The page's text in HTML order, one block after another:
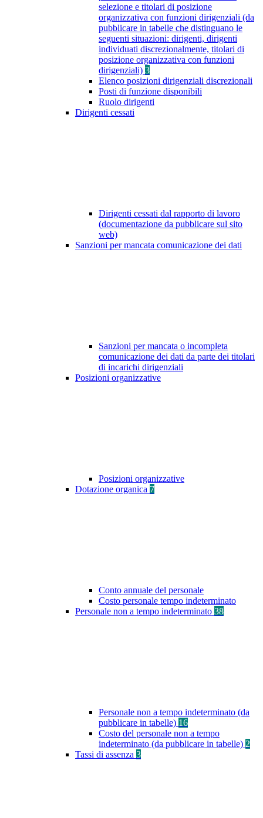
selezione e titolari di posizione
organizzativa con funzioni dirigenziali (da
pubblicare in tabelle che distinguano le
seguenti situazioni: dirigenti, dirigenti
individuati discrezionalmente, titolari di
posizione organizzativa con funzioni
dirigenziali) 3
Elenco posizioni dirigenziali discrezionali
Posti di funzione disponibili
Ruolo dirigenti
Dirigenti cessati
Dirigenti cessati dal rapporto di lavoro
(documentazione da pubblicare sul sito
web)
Sanzioni per mancata comunicazione dei dati
Sanzioni per mancata o incompleta
comunicazione dei dati da parte dei titolari
di incarichi dirigenziali
Posizioni organizzative
Posizioni organizzative
Dotazione organica 7
Conto annuale del personale
Costo personale tempo indeterminato
Personale non a tempo indeterminato 38
Personale non a tempo indeterminato (da
pubblicare in tabelle) 16
Costo del personale non a tempo
indeterminato (da pubblicare in tabelle) 2
Tassi di assenza 3